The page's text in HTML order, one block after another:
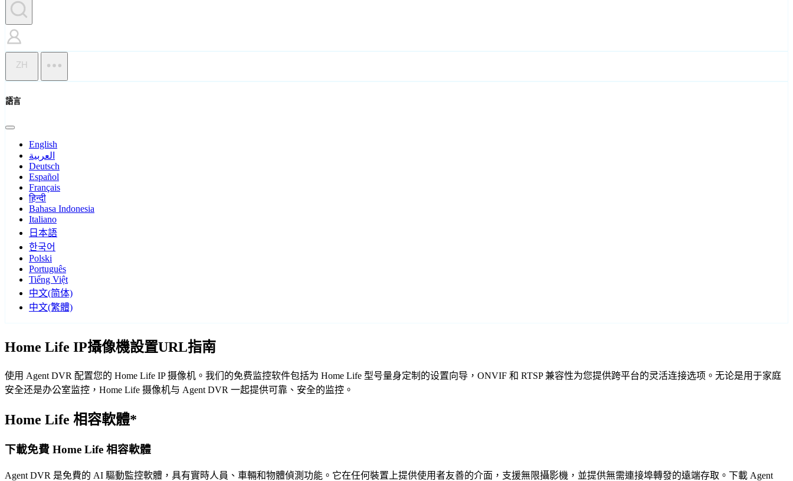
ZH
語言
English
العربية
Deutsch
Español
Français
हिन्दी
Bahasa Indonesia
Italiano
日本語
한국어
Polski
Português
Tiếng Việt
中文(简体)
中文(繁體)
Home Life IP攝像機設置URL指南
使用 Agent DVR 配置您的 Home Life IP 摄像机。我们的免费监控软件包括为 Home Life 型号量身定制的设置向导，ONVIF 和 RTSP 兼容性为您提供跨平台的灵活连接选项。无论是用于家庭
安全还是办公室监控，Home Life 摄像机与 Agent DVR 一起提供可靠、安全的监控。
Home Life 相容軟體*
下載免費 Home Life 相容軟體
Agent DVR 是免費的 AI 驅動監控軟體，具有實時人員、車輛和物體偵測功能。它在任何裝置上提供使用者友善的介面，支援無限攝影機，並提供無需連接埠轉發的遠端存取。下載 Agent